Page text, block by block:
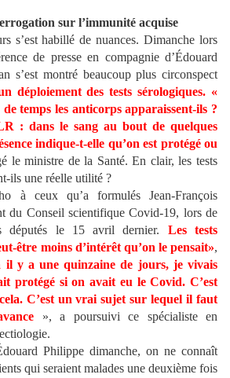
sur l’immunité acquise
s’est habillé de nuances. Dimanche lors
de presse en compagnie d’Édouard
s’est montré beaucoup plus circonspect
déploiement des tests sérologiques. «
temps les anticorps apparaissent-ils ?
: dans le sang au bout de quelques
indique-t-elle qu’on est protégé ou
le ministre de la Santé. En clair, les tests
ils une réelle utilité ?
à ceux qu’a formulés Jean-François
du Conseil scientifique Covid-19, lors de
députés le 15 avril dernier. Les tests
être moins d’intérêt qu’on le pensait»,
il y a une quinzaine de jours, je vivais
protégé si on avait eu le Covid. C’est
C’est un vrai sujet sur lequel il faut
», a poursuivi ce spécialiste en
Philippe dimanche, on ne connaît
qui seraient malades une deuxième fois